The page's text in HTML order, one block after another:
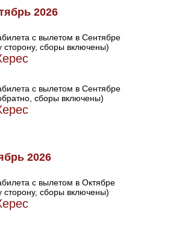
2026
с вылетом в Сентябре
сторону, сборы включены)
с вылетом в Сентябре
сборы включены)
2026
с вылетом в Октябре
сторону, сборы включены)